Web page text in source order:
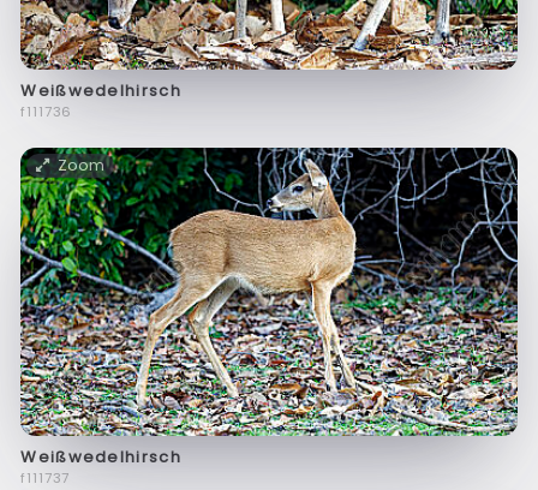
Weißwedelhirsch
f111736
Zoom
Weißwedelhirsch
f111737